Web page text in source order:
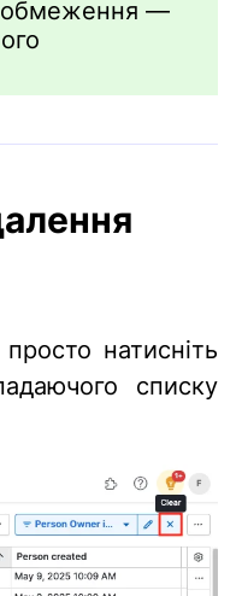
обмеження —
натисніть
списку